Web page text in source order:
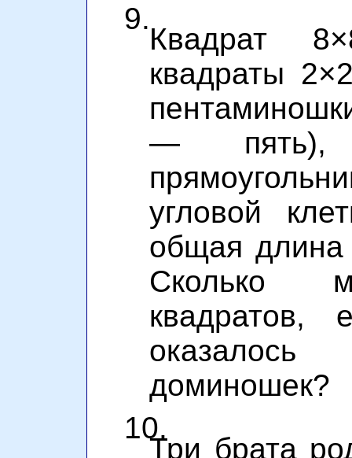
9.
Квадрат
квадраты
— пять),
угловой
общая длина
Сколько
квадратов,
доминошек?
10.
Три брата